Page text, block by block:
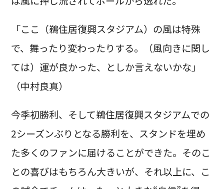
「ここ（鵜住居復興スタジアム）の風は特殊
で、舞ったり変わったりする。（風向きに関し
ては）運が良かった、としか言えないかな」
（中村良真）
今季初勝利、そして鵜住居復興スタジアムでの
2シーズンぶりとなる勝利を、スタンドを埋め
た多くのファンに届けることができた。そのこ
との喜びはもちろん大きいが、それ以上に、こ